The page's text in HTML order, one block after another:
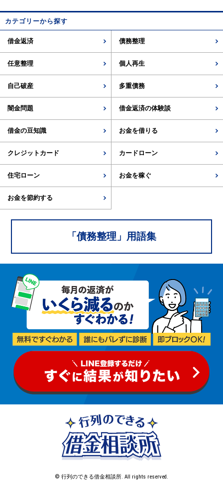
カテゴリーから探す
借金返済 債務整理
任意整理 個人再生
自己破産 多重債務
闇金問題 借金返済の体験談
借金の豆知識 お金を借りる
クレジットカード カードローン
住宅ローン お金を稼ぐ
お金を節約する
「債務整理 」用語集
© 行列のできる借金相談所. All rights reserved.